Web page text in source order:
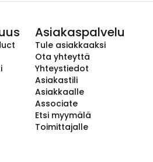
Asiakaspalvelu
Tule asiakkaaksi
Ota yhteyttä
Yhteystiedot
Asiakastili
Asiakkaalle
Associate
Etsi myymälä
Toimittajalle